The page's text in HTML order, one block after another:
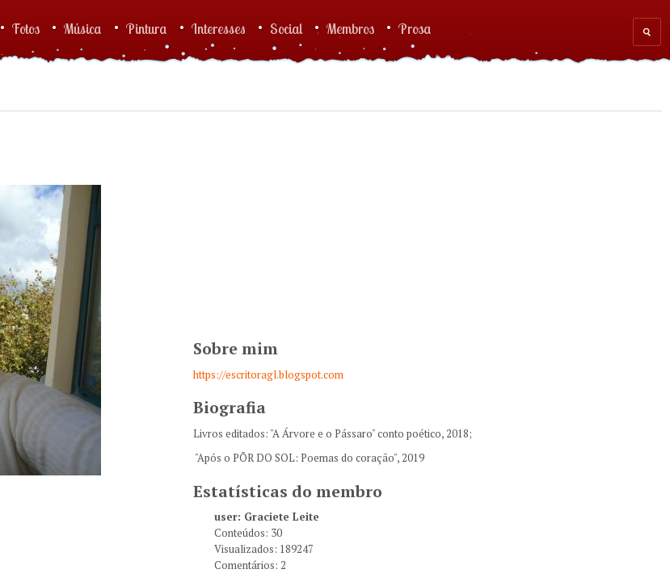
Fotos Música Pintura Interesses Social Membros Prosa
Sobre mim
https://escritoragl.blogspot.com
Biografia
Livros editados: "A Árvore e o Pássaro" conto poético, 2018;
"Após o PÕR DO SOL: Poemas do coração", 2019
Estatísticas do membro
user: Graciete Leite
Conteúdos: 30
Visualizados: 189247
Comentários: 2